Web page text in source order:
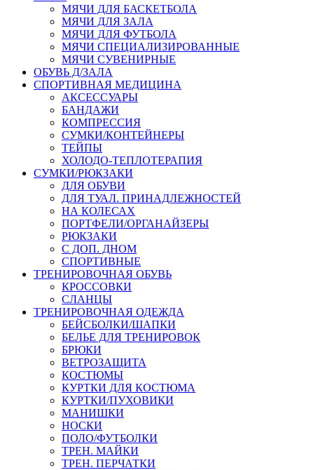
МЯЧИ ДЛЯ БАСКЕТБОЛА
МЯЧИ ДЛЯ ЗАЛА
МЯЧИ ДЛЯ ФУТБОЛА
МЯЧИ СПЕЦИАЛИЗИРОВАННЫЕ
МЯЧИ СУВЕНИРНЫЕ
ОБУВЬ Д/ЗАЛА
СПОРТИВНАЯ МЕДИЦИНА
АКСЕССУАРЫ
БАНДАЖИ
КОМПРЕССИЯ
СУМКИ/КОНТЕЙНЕРЫ
ТЕЙПЫ
ХОЛОДО-ТЕПЛОТЕРАПИЯ
СУМКИ/РЮКЗАКИ
ДЛЯ ОБУВИ
ДЛЯ ТУАЛ. ПРИНАДЛЕЖНОСТЕЙ
НА КОЛЕСАХ
ПОРТФЕЛИ/ОРГАНАЙЗЕРЫ
РЮКЗАКИ
С ДОП. ДНОМ
СПОРТИВНЫЕ
ТРЕНИРОВОЧНАЯ ОБУВЬ
КРОССОВКИ
СЛАНЦЫ
ТРЕНИРОВОЧНАЯ ОДЕЖДА
БЕЙСБОЛКИ/ШАПКИ
БЕЛЬЕ ДЛЯ ТРЕНИРОВОК
БРЮКИ
ВЕТРОЗАЩИТА
КОСТЮМЫ
КУРТКИ ДЛЯ КОСТЮМА
КУРТКИ/ПУХОВИКИ
МАНИШКИ
НОСКИ
ПОЛО/ФУТБОЛКИ
ТРЕН. МАЙКИ
ТРЕН. ПЕРЧАТКИ